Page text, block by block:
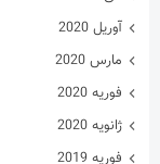
آوریل 2020
مارس 2020
فوریه 2020
ژانویه 2020
فوریه 2019